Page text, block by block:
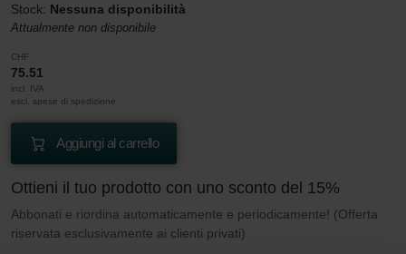
Stock: Nessuna disponibilità
Attualmente non disponibile
CHF
75.51
incl. IVA
escl. spese di spedizione
Aggiungi al carrello
Ottieni il tuo prodotto con uno sconto del 15%
Abbonati e riordina automaticamente e periodicamente! (Offerta
riservata esclusivamente ai clienti privati)